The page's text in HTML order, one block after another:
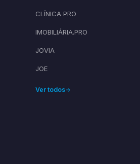
CLÍNICA PRO
IMOBILIÁRIA.PRO
JOVIA
JOE
Ver todos